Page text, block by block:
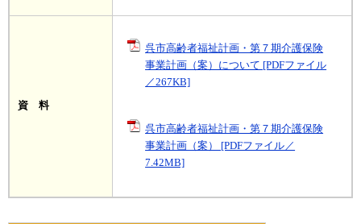
資 料
呉市高齢者福祉計画・第７期介護保険
事業計画（案）について [PDFファイル
／267KB]
呉市高齢者福祉計画・第７期介護保険
事業計画（案） [PDFファイル／
7.42MB]